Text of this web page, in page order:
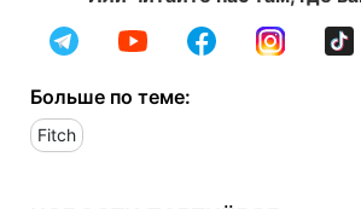
Больше по теме:
Fitch